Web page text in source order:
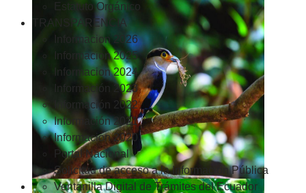
Estatuto Orgánico
TRANSPARENCIA
Informacion 2026
Informacion 2025
Informacion 2024
Información 2023
Información 2022
Información 2021
Información 2020
Portal Nacional
Solicitud de acceso a la Información Pública
Ventanilla Digital de Trámites del Ecuador